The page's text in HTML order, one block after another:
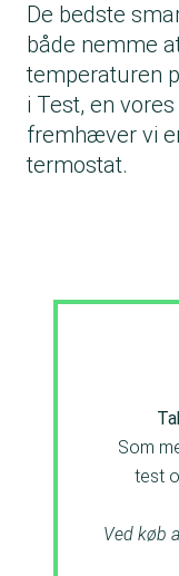
De bedste
både nemme
temperaturen
i Test, en
fremhæver vi
termostat.
Som
test
Ved køb